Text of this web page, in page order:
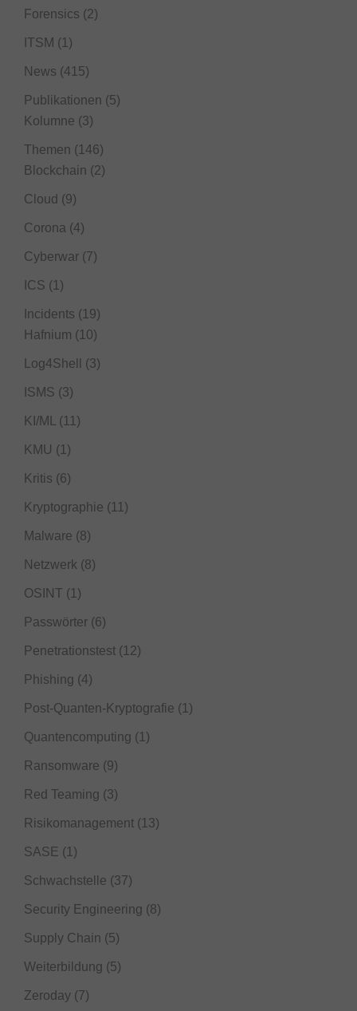
Forensics (2)
ITSM (1)
News (415)
Publikationen (5)
Kolumne (3)
Themen (146)
Blockchain (2)
Cloud (9)
Corona (4)
Cyberwar (7)
ICS (1)
Incidents (19)
Hafnium (10)
Log4Shell (3)
ISMS (3)
KI/ML (11)
KMU (1)
Kritis (6)
Kryptographie (11)
Malware (8)
Netzwerk (8)
OSINT (1)
Passwörter (6)
Penetrationstest (12)
Phishing (4)
Post-Quanten-Kryptografie (1)
Quantencomputing (1)
Ransomware (9)
Red Teaming (3)
Risikomanagement (13)
SASE (1)
Schwachstelle (37)
Security Engineering (8)
Supply Chain (5)
Weiterbildung (5)
Zeroday (7)